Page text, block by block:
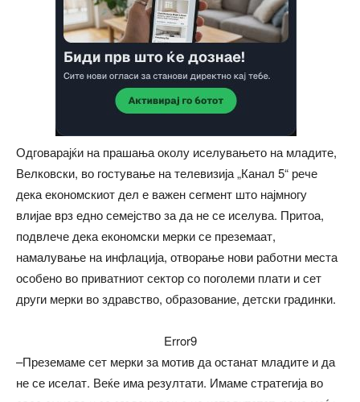
Одговарајќи на прашања околу иселувањето на младите,
Велковски, во гостување на телевизија „Канал 5“ рече
дека економскиот дел е важен сегмент што најмногу
влијае врз едно семејство за да не се иселува. Притоа,
подвлече дека економски мерки се преземаат,
намалување на инфлација, отворање нови работни места
особено во приватниот сектор со поголеми плати и сет
други мерки во здравство, образование, детски градинки.
Error9
–Преземаме сет мерки за мотив да останат младите и да
не се иселат. Веќе има резултати. Имаме стратегија во